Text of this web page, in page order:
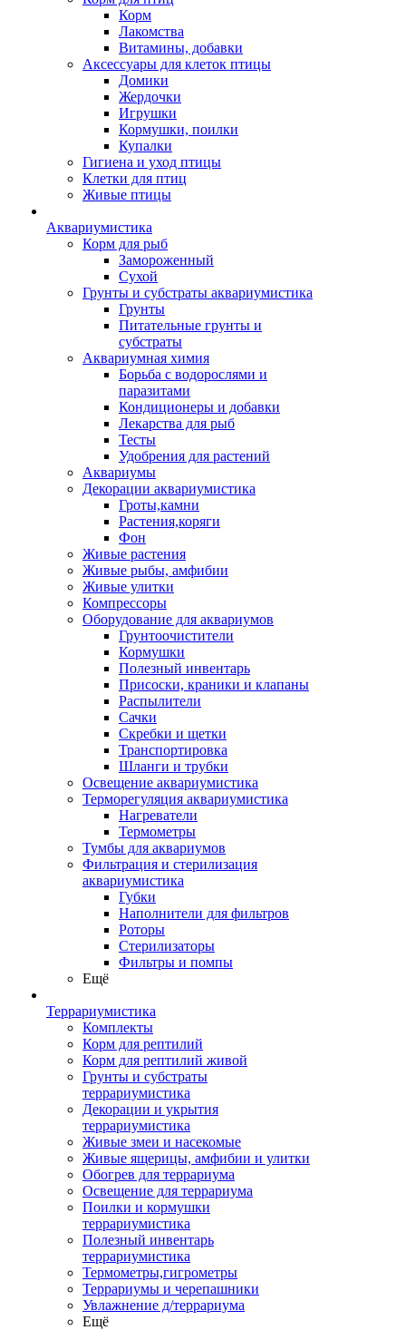
Корм
Лакомства
Витамины, добавки
Аксессуары для клеток птицы
Домики
Жердочки
Игрушки
Кормушки, поилки
Купалки
Гигиена и уход птицы
Клетки для птиц
Живые птицы
Аквариумистика
Корм для рыб
Замороженный
Сухой
Грунты и субстраты аквариумистика
Грунты
Питательные грунты и
субстраты
Аквариумная химия
Борьба с водорослями и
паразитами
Кондиционеры и добавки
Лекарства для рыб
Тесты
Удобрения для растений
Аквариумы
Декорации аквариумистика
Гроты,камни
Растения,коряги
Фон
Живые растения
Живые рыбы, амфибии
Живые улитки
Компрессоры
Оборудование для аквариумов
Грунтоочистители
Кормушки
Полезный инвентарь
Присоски, краники и клапаны
Распылители
Сачки
Скребки и щетки
Транспортировка
Шланги и трубки
Освещение аквариумистика
Терморегуляция аквариумистика
Нагреватели
Термометры
Тумбы для аквариумов
Фильтрация и стерилизация
аквариумистика
Губки
Наполнители для фильтров
Роторы
Стерилизаторы
Фильтры и помпы
Ещё
Террариумистика
Комплекты
Корм для рептилий
Корм для рептилий живой
Грунты и субстраты
террариумистика
Декорации и укрытия
террариумистика
Живые змеи и насекомые
Живые ящерицы, амфибии и улитки
Обогрев для террариума
Освещение для террариума
Поилки и кормушки
террариумистика
Полезный инвентарь
террариумистика
Термометры,гигрометры
Террариумы и черепашники
Увлажнение д/террариума
Ещё